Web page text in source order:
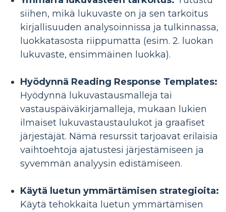
siihen, mikä lukuvaste on ja sen tarkoitus
kirjallisuuden analysoinnissa ja tulkinnassa,
luokkatasosta riippumatta (esim. 2. luokan
lukuvaste, ensimmäinen luokka).
Hyödynnä Reading Response Templates:
Hyödynnä lukuvastausmalleja tai
vastauspäiväkirjamalleja, mukaan lukien
ilmaiset lukuvastaustaulukot ja graafiset
järjestäjät. Nämä resurssit tarjoavat erilaisia ​​
vaihtoehtoja ajatustesi järjestämiseen ja
syvemmän analyysin edistämiseen.
Käytä luetun ymmärtämisen strategioita:
Käytä tehokkaita luetun ymmärtämisen